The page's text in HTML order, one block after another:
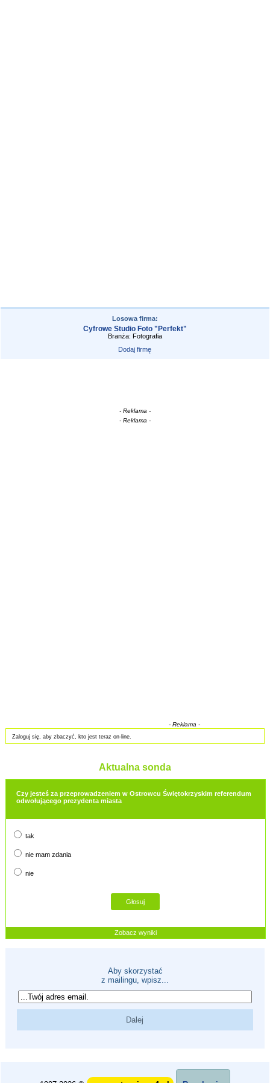
Losowa firma:
Cyfrowe Studio Foto "Perfekt"
Branża: Fotografia
Dodaj firmę
- Reklama -
- Reklama -
- Reklama -
Zaloguj się, aby zbaczyć, kto jest teraz on-line.
Aktualna sonda
Czy jesteś za przeprowadzeniem w Ostrowcu Świętokrzyskim referendum
odwołującego prezydenta miasta
tak
nie mam zdania
nie
Zobacz wyniki
Aby skorzystać
z mailingu, wpisz...